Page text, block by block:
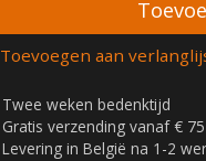
Toevoegen aan
Twee weken bedenktijd
Gratis verzending vanaf €
Levering in België na 1-2